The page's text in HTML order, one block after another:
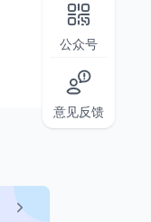
公众号
意见反馈